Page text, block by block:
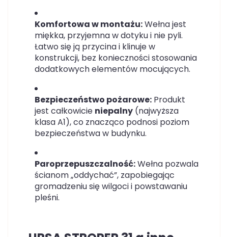
Komfortowa w montażu:Wełna jest
miękka, przyjemna w dotyku i nie pyli.
Łatwo się ją przycina i klinuje w
konstrukcji, bez konieczności stosowania
dodatkowych elementów mocujących.
Bezpieczeństwo pożarowe: Produkt
jest całkowicie niepalny (najwyższa
klasa A1), co znacząco podnosi poziom
bezpieczeństwa w budynku.
Paroprzepuszczalność:Wełna pozwala
ścianom „oddychać”, zapobiegając
gromadzeniu się wilgoci i powstawaniu
pleśni.